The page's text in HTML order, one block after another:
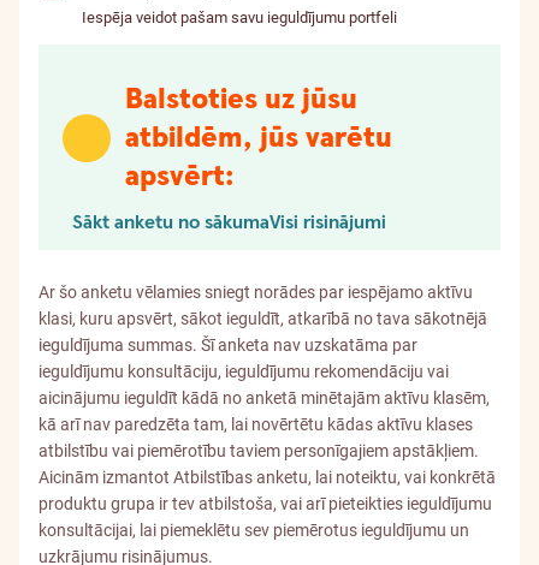
Iespēja veidot pašam savu ieguldījumu portfeli
Balstoties uz jūsu
atbildēm, jūs varētu
apsvērt:
Sākt anketu no sākumaVisi risinājumi
Ar šo anketu vēlamies sniegt norādes par iespējamo aktīvu
klasi, kuru apsvērt, sākot ieguldīt, atkarībā no tava sākotnējā
ieguldījuma summas. Šī anketa nav uzskatāma par
ieguldījumu konsultāciju, ieguldījumu rekomendāciju vai
aicinājumu ieguldīt kādā no anketā minētajām aktīvu klasēm,
kā arī nav paredzēta tam, lai novērtētu kādas aktīvu klases
atbilstību vai piemērotību taviem personīgajiem apstākļiem.
Aicinām izmantot Atbilstības anketu, lai noteiktu, vai konkrētā
produktu grupa ir tev atbilstoša, vai arī pieteikties ieguldījumu
konsultācijai, lai piemeklētu sev piemērotus ieguldījumu un
uzkrājumu risinājumus.